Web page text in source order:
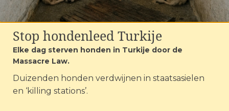
Help mee en word donateur
Stop hondenleed Turkije
Elke dag sterven honden in Turkije door de
Massacre Law.
Duizenden honden verdwijnen in staatsasielen
en ‘killing stations’.